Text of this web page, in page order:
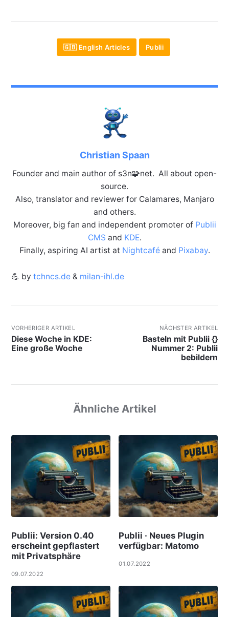
🇬🇧 English Articles Publii
Christian Spaan
Founder and main author of s3n🧩net. All about open-
source.
Also, translator and reviewer for Calamares, Manjaro
and others.
Moreover, big fan and independent promoter of Publii
CMS and KDE.
Finally, aspiring AI artist at Nightcaféand Pixabay.
💪 by tchncs.de& milan-ihl.de
VORHERIGER ARTIKEL
Diese Woche in KDE:
Eine große Woche
NÄCHSTER ARTIKEL
Basteln mit Publii {}
Nummer 2: Publii
bebildern
Ähnliche Artikel
Publii: Version 0.40
erscheint gepflastert
mit Privatsphäre
09.07.2022
Publii · Neues Plugin
verfügbar: Matomo
01.07.2022